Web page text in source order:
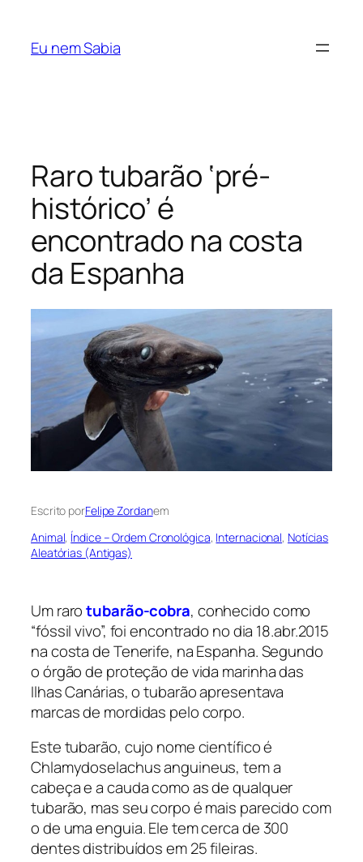
Eu nem Sabia
Raro tubarão ‘pré-
histórico’ é
encontrado na costa
da Espanha
Escrito porFelipe Zordanem
Animal, Índice – Ordem Cronológica, Internacional, Notícias
Aleatórias (Antigas)
Um rarotubarão-cobra, conhecido como
“fóssil vivo”, foi encontrado no dia 18.abr.2015
na costa de Tenerife, na Espanha. Segundo
o órgão de proteção de vida marinha das
Ilhas Canárias, o tubarão apresentava
marcas de mordidas pelo corpo.
Este tubarão, cujo nome científico é
Chlamydoselachus anguineus, tem a
cabeça e a cauda como as de qualquer
tubarão, mas seu corpo é mais parecido com
o de uma enguia. Ele tem cerca de 300
dentes distribuídos em 25 fileiras.